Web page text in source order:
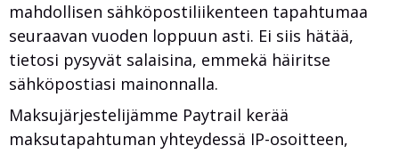
mahdollisen sähköpostiliikenteen tapahtumaa
seuraavan vuoden loppuun asti. Ei siis hätää,
tietosi pysyvät salaisina, emmekä häiritse
sähköpostiasi mainonnalla.
Maksujärjestelijämme Paytrail kerää
maksutapahtuman yhteydessä IP-osoitteen,